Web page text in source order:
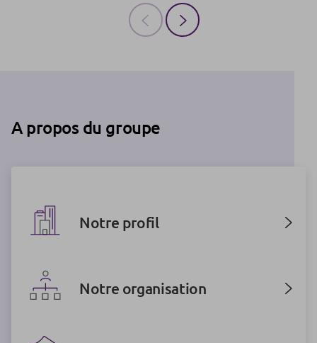
A propos du groupe
Notre profil
Notre organisation